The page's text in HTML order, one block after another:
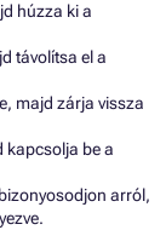
húzza ki a
távolítsa el a
majd zárja vissza
kapcsolja be a
arról,